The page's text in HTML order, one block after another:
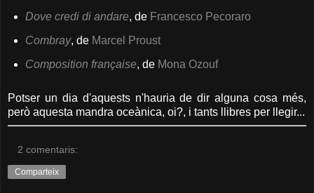
Dove credi di andare, de Francesco Pecoraro
Combray, de Marcel Proust
Composition française, de Mona Ozouf
Potser un dia d'aquests n'hauria de dir alguna cosa més,
però aquesta mandra oceànica, oi?, i tants llibres per llegir...
2 comentaris:
Comparteix